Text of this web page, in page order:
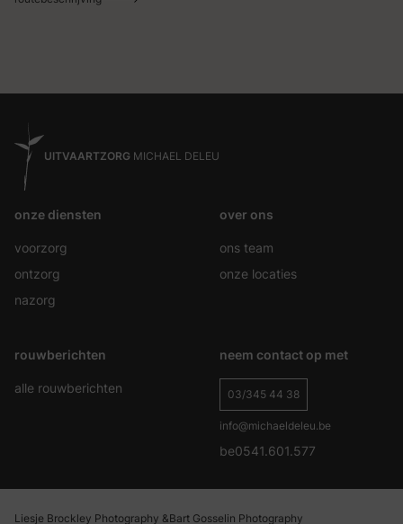
UITVAARTZORG MICHAEL DELEU
onze diensten
voorzorg
ontzorg
nazorg
over ons
ons team
onze locaties
rouwberichten
alle rouwberichten
neem contact op met
03/345 44 38
info@michaeldeleu.be
be0541.601.577
Liesje Brockley Photography &Bart Gosselin Photography